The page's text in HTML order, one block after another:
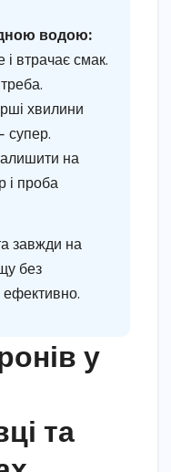
водою:
втрачає смак.
хвилини
супер.
на
і проба
завжди на
без
ефективно.
у
та